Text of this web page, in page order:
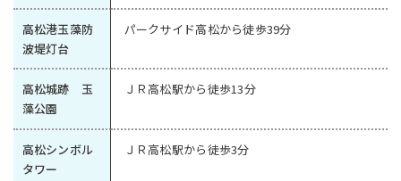
高松港玉藻防
波堤灯台
パークサイド高松から徒歩39分
高松城跡 玉
藻公園
ＪＲ高松駅から徒歩13分
高松シンボル
タワー
ＪＲ高松駅から徒歩3分